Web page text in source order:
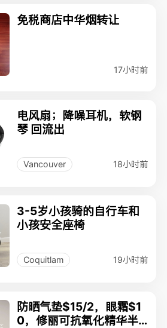
免税商店中华烟转让
17小时前
电风扇；降噪耳机，软钢
琴 回流出
Vancouver 18小时前
3-5岁小孩骑的自行车和
小孩安全座椅
Coquitlam 19小时前
防晒气垫$15/2，眼霜$1
0，修丽可抗氧化精华半